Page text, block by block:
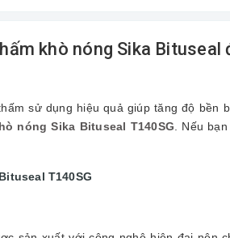
khò nóng Sika
sử dụng hiệu quả giúp tăng độ bền
nóng Sika Bituseal T140SG . Nếu
T140SG